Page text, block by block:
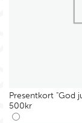
Presentkort "God
500kr